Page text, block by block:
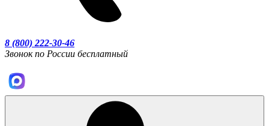
8 (800) 222-30-46
Звонок по России бесплатный